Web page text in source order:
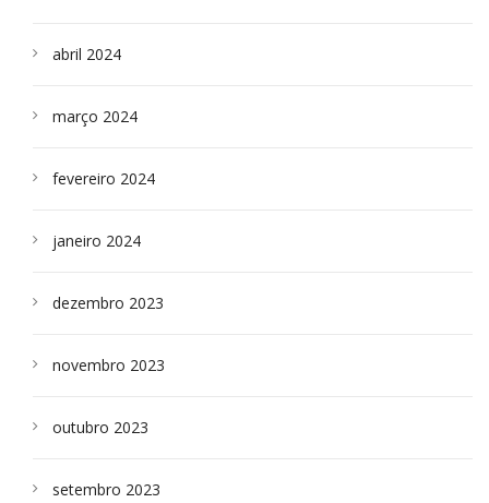
abril 2024
março 2024
fevereiro 2024
janeiro 2024
dezembro 2023
novembro 2023
outubro 2023
setembro 2023